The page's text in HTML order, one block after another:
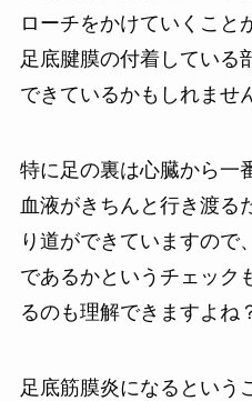
ローチをかけていくこと
足底腱膜の付着している
できているかもしれませ
特に足の裏は心臓から一
血液がきちんと行き渡る
り道ができていますので
であるかというチェック
るのも理解できますよね
足底筋膜炎になるという